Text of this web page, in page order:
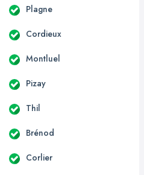
Plagne
Cordieux
Montluel
Pizay
Thil
Brénod
Corlier